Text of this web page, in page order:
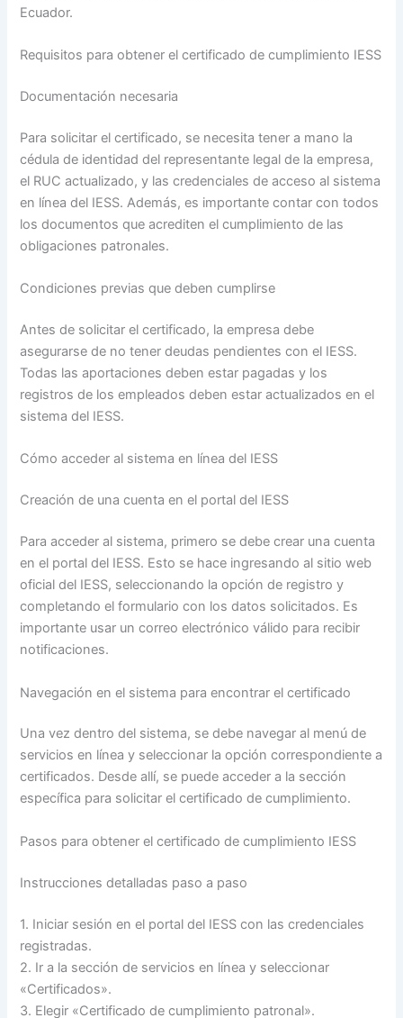
Ecuador.
Requisitos para obtener el certificado de cumplimiento IESS
Documentación necesaria
Para solicitar el certificado, se necesita tener a mano la
cédula de identidad del representante legal de la empresa,
el RUC actualizado, y las credenciales de acceso al sistema
en línea del IESS. Además, es importante contar con todos
los documentos que acrediten el cumplimiento de las
obligaciones patronales.
Condiciones previas que deben cumplirse
Antes de solicitar el certificado, la empresa debe
asegurarse de no tener deudas pendientes con el IESS.
Todas las aportaciones deben estar pagadas y los
registros de los empleados deben estar actualizados en el
sistema del IESS.
Cómo acceder al sistema en línea del IESS
Creación de una cuenta en el portal del IESS
Para acceder al sistema, primero se debe crear una cuenta
en el portal del IESS. Esto se hace ingresando al sitio web
oficial del IESS, seleccionando la opción de registro y
completando el formulario con los datos solicitados. Es
importante usar un correo electrónico válido para recibir
notificaciones.
Navegación en el sistema para encontrar el certificado
Una vez dentro del sistema, se debe navegar al menú de
servicios en línea y seleccionar la opción correspondiente a
certificados. Desde allí, se puede acceder a la sección
específica para solicitar el certificado de cumplimiento.
Pasos para obtener el certificado de cumplimiento IESS
Instrucciones detalladas paso a paso
1. Iniciar sesión en el portal del IESS con las credenciales
registradas.
2. Ir a la sección de servicios en línea y seleccionar
«Certificados».
3. Elegir «Certificado de cumplimiento patronal».